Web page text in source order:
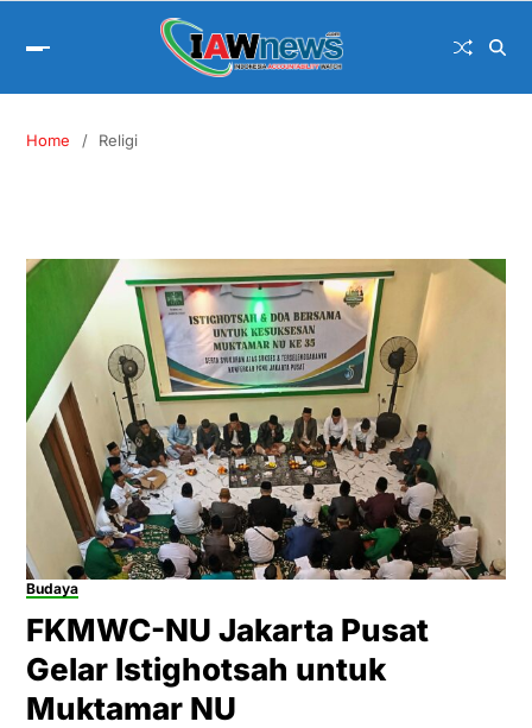
Home Religi
Budaya
FKMWC-NU Jakarta Pusat
Gelar Istighotsah untuk
Muktamar NU